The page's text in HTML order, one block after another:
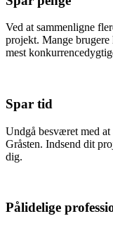
Ved at sammenligne
projekt. Mange
mest
Spar tid
Undgå besværet med
Gråsten. Indsend dit
dig.
Pålidelige